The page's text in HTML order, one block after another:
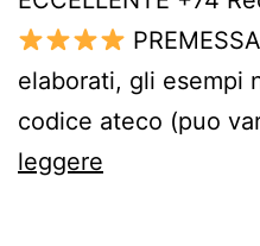
elaborati, gli esempi
codice ateco (puo
leggere